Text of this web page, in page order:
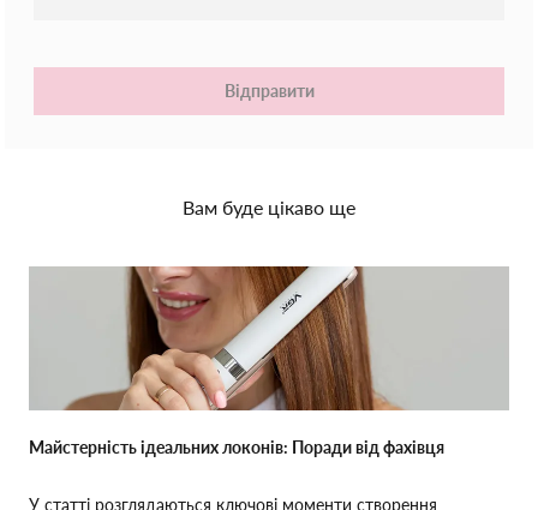
Відправити
Вам буде цікаво ще
Майстерність ідеальних локонів: Поради від фахівця
У статті розглядаються ключові моменти створення